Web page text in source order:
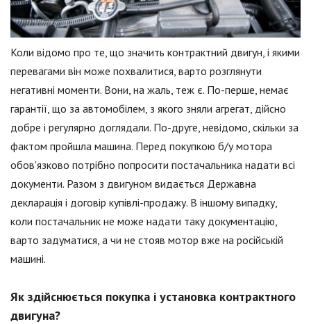
Коли відомо про те, що значить контрактний двигун, і якими
перевагами він може похвалитися, варто розглянути
негативні моменти. Вони, на жаль, теж є. По-перше, немає
гарантії, що за автомобілем, з якого зняли агрегат, дійсно
добре і регулярно доглядали. По-друге, невідомо, скільки за
фактом пройшла машина. Перед покупкою б/у мотора
обов'язково потрібно попросити постачальника надати всі
документи. Разом з двигуном видається Державна
декларація і договір купівлі-продажу. В іншому випадку,
коли постачальник не може надати таку документацію,
варто задуматися, а чи не стояв мотор вже на російській
машині.
Як здійснюється покупка і установка контрактного
двигуна?